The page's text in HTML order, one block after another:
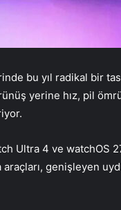
bu yıl radikal bir
yerine hız, pil
Ultra 4 ve watchOS
genişleyen